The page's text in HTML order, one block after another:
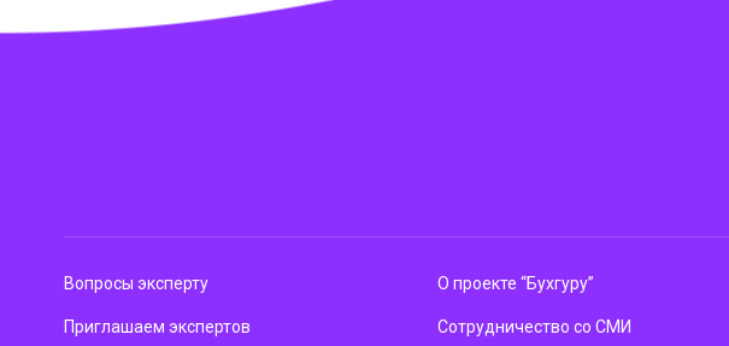
Вопросы эксперту
Приглашаем экспертов
О проекте “Бухгуру”
Сотрудничество со СМИ